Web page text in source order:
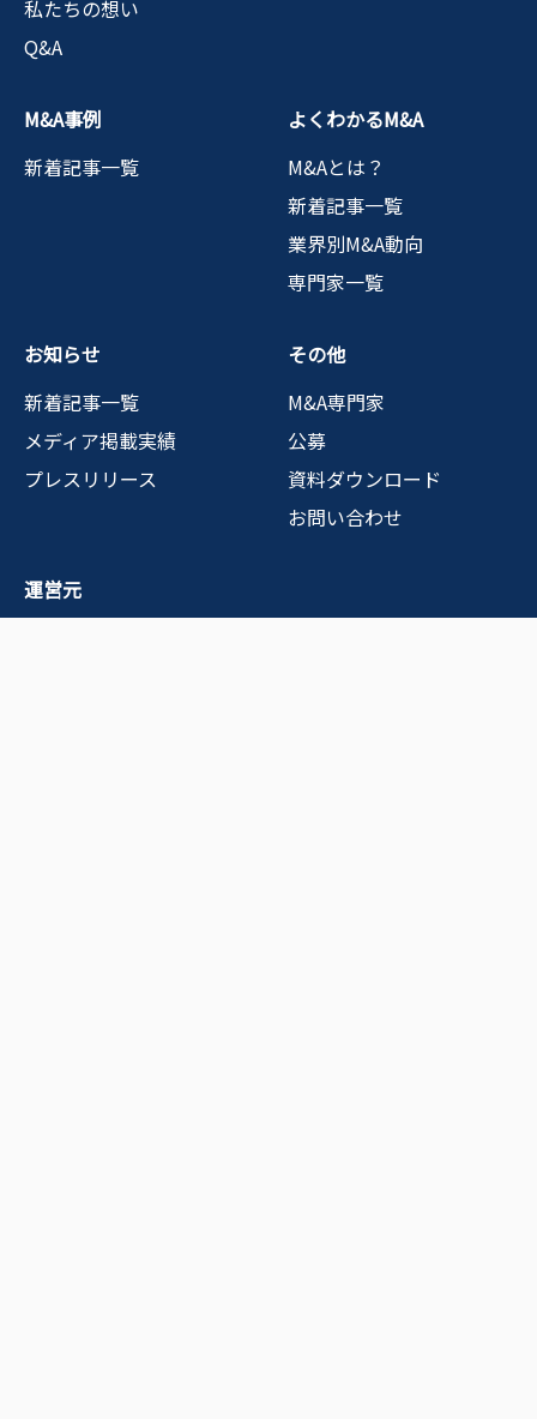
私たちの想い
Q&A
M&A事例
新着記事一覧
よくわかるM&A
M&Aとは？
新着記事一覧
業界別M&A動向
専門家一覧
お知らせ
新着記事一覧
メディア掲載実績
プレスリリース
その他
M&A専門家
公募
資料ダウンロード
お問い合わせ
運営元